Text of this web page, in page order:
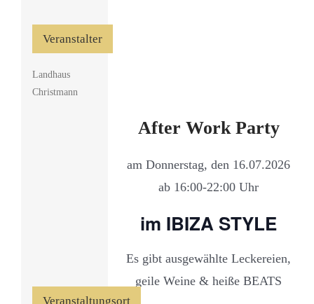
After Work Party
am Donnerstag, den 16.07.2026
ab 16:00-22:00 Uhr
im IBIZA STYLE
Es gibt ausgewählte Leckereien,
geile Weine & heiße BEATS
Veranstalter
Landhaus
Christmann
Veranstaltungsort